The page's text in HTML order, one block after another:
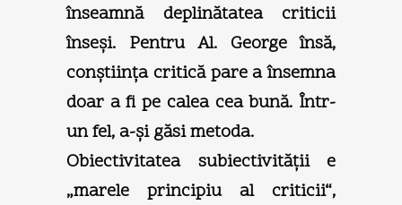
înseamnă deplinătatea criticii
înseşi. Pentru Al. George însă,
conştiinţa critică pare a însemna
doar a fi pe calea cea bună. Într-
un fel, a-şi găsi metoda.
Obiectivitatea subiectivităţii e
„marele principiu al criticii“,